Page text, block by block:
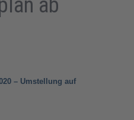
ab
– Umstellung auf